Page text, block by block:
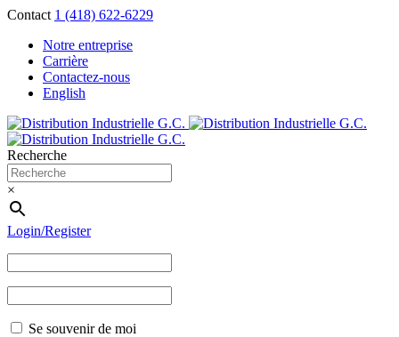
Contact 1 (418) 622-6229
Notre entreprise
Carrière
Contactez-nous
English
Recherche
×
Login/Register
Se souvenir de moi